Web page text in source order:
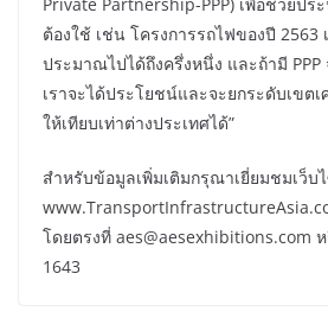
ต้องใช้ เช่น โครงการรถไฟของปี 2563
ประมาณไปได้ถึงครึ่งหนึ่ง และถ้ามี PPP
เราจะได้ประโยชน์และจะยกระดับเขตเ
ให้เทียบเท่าต่างประเทศได้”
สำหรับข้อมูลเพิ่มเติมกรุณาเยี่ยมชมเว็บ
โดยตรงที่ aes@aesexhibitions.com
1643